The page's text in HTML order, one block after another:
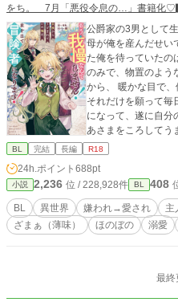
をち。 7月「悪役令息の…」書籍化♡
公爵家の3男として
母が俺を産んだせい
た俺を待っていたの
のみで、物置のような部屋
から、 暖かな目で
それだけを願って毎日を過ごした
になって、遂に自分の状
あさまをころしてう
らい。 ぼくがあいされること
め、前世の俺「須藤卓也
や、サフィが悪いんじゃなくね？
時にはもう遅い。 俺
ルだ。優しくてかっ
た家族を捨て、新たな家族
愛です。ざまぁは
な方はそっ閉じを
BL 完結 長編 R18
24h.ポイント 688pt
小説 2,236 位 / 228,928件 BL 408
BL 異世界 嫌われ→愛され 主
ざまぁ（薄味）
ほのぼの 溺愛
最終